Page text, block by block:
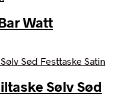
Watt
Sølv Sød